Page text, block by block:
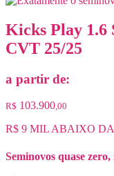
Kicks Play 1.6
CVT 25/25
a partir de:
R$ 103.900,00
R$ 9 MIL ABAIXO DA
Seminovos quase